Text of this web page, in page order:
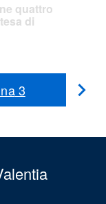
quattro
di
3